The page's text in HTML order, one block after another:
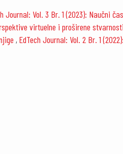
Journal: Vol. 3 Br. 1 (2023): Naučni
virtuelne i proširene
, EdTech Journal: Vol. 2 Br. 1